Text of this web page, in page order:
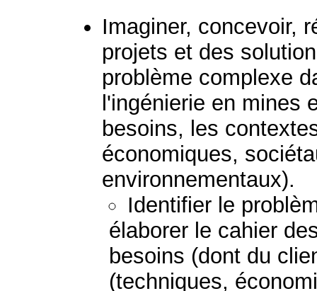
Imaginer, concevoir,
projets et des
problème complexe
l'ingénierie en mines
besoins, les
économiques,
environnementaux).
Identifier le
élaborer le cahier
besoins (dont du
(techniques,